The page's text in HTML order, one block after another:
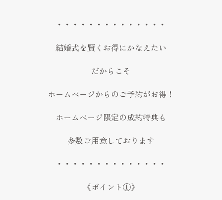
・・・・・・・・・・・・・・
結婚式を賢くお得にかなえたい
だからこそ
ホームページからのご予約がお得！
ホームページ限定の成約特典も
多数ご用意しております
・・・・・・・・・・・・・・
《ポイント①》